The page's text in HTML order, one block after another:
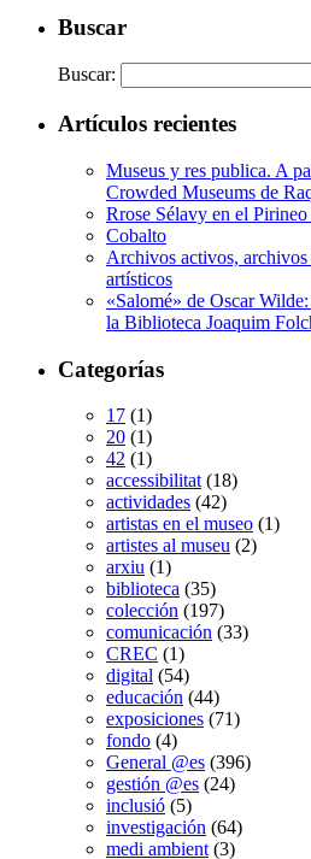
Buscar
Buscar:
Artículos recientes
Museus y res publica. A
Crowded Museums de
Rrose Sélavy en el
Cobalto
Archivos activos,
artísticos
«Salomé» de Oscar
la Biblioteca Joaquim
Categorías
17 (1)
20 (1)
42 (1)
accessibilitat (18)
actividades (42)
artistas en el museo (1)
artistes al museu (2)
arxiu (1)
biblioteca (35)
colección (197)
comunicación (33)
CREC (1)
digital (54)
educación (44)
exposiciones (71)
fondo (4)
General @es (396)
gestión @es (24)
inclusió (5)
investigación (64)
medi ambient (3)